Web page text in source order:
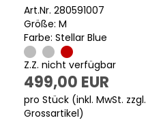
Art.Nr. 280591007
Größe: M
Farbe: Stellar Blue
Z.Z. nicht verfügbar
499,00 EUR
pro Stück (inkl. MwSt. zzgl.
Grossartikel)